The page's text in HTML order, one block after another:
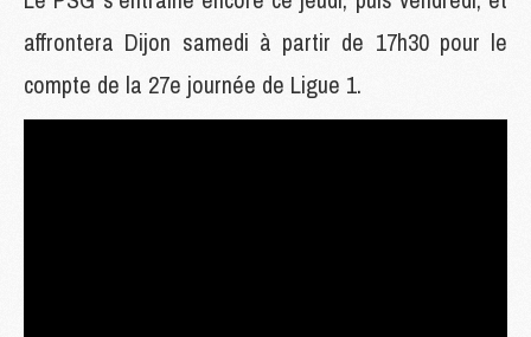
affrontera Dijon samedi à partir de 17h30 pour le
compte de la 27e journée de Ligue 1.